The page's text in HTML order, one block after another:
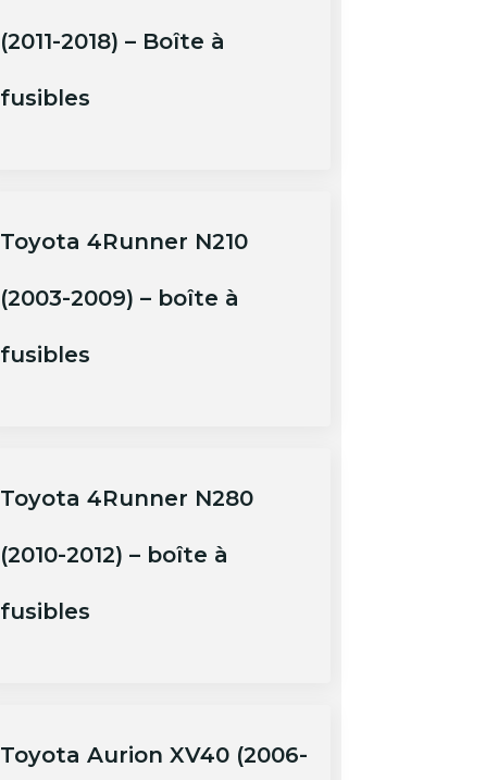
(2011-2018) – Boîte à
fusibles
Toyota 4Runner N210
(2003-2009) – boîte à
fusibles
Toyota 4Runner N280
(2010-2012) – boîte à
fusibles
Toyota Aurion XV40 (2006-